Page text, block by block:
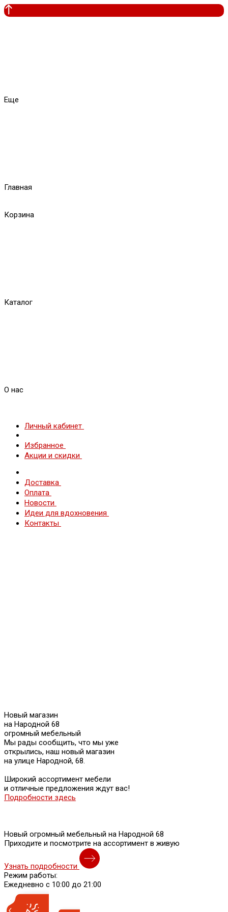
Еще
Главная
Корзина
Каталог
О нас
Личный кабинет
Избранное
Акции и скидки
Доставка
Оплата
Новости
Идеи для вдохновения
Контакты
Новый магазин
на Народной 68
огромный мебельный
Мы рады сообщить, что мы уже
открылись, наш новый магазин
на улице Народной, 68.
Широкий ассортимент мебели
и отличные предложения ждут вас!
Подробности здесь
Новый огромный мебельный на Народной 68
Приходите и посмотрите на ассортимент в живую
Узнать подробности
Режим работы:
Ежедневно с 10:00 до 21:00